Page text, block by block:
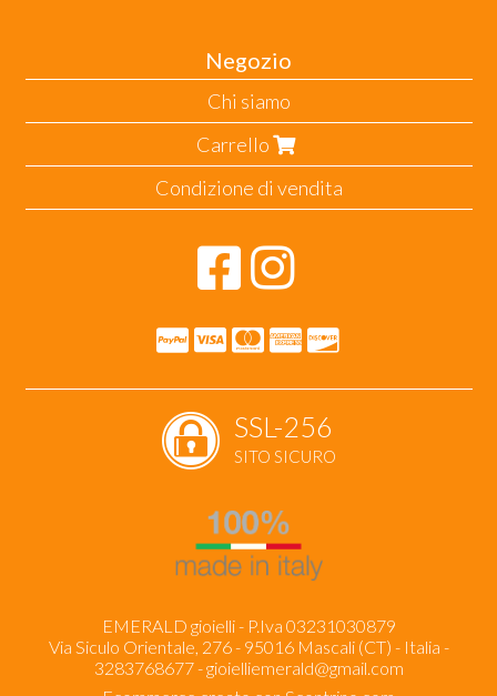
Negozio
Chi siamo
Carrello
Condizione di vendita
SSL-256
SITO SICURO
EMERALD gioielli - P.Iva 03231030879
Via Siculo Orientale, 276 - 95016 Mascali (CT) - Italia -
3283768677 -gioielliemerald@gmail.com